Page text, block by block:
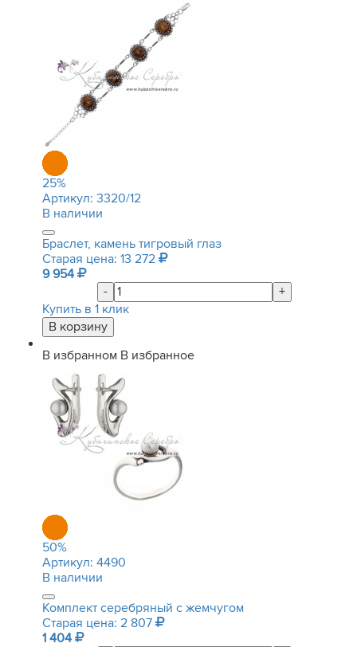
25%
Артикул: 3320/12
В наличии
Браслет, камень тигровый глаз
Старая цена: 13 272
9 954
-
+
Купить в 1 клик
В избранном В избранное
50%
Артикул: 4490
В наличии
Комплект серебряный с жемчугом
Старая цена: 2 807
1 404